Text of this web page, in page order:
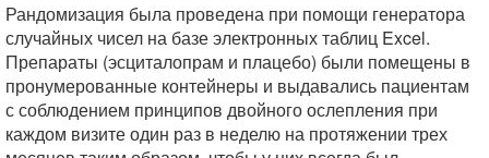
Рандомизация была проведена при помощи генератора
случайных чисел на базе электронных таблиц Excel.
Препараты (эсциталопрам и плацебо) были помещены в
пронумерованные контейнеры и выдавались пациентам
с соблюдением принципов двойного ослепления при
каждом визите один раз в неделю на протяжении трех